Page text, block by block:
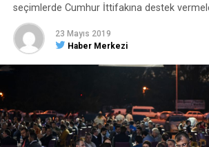
seçimlerde Cumhur İttifakına destek
23 Mayıs 2019
Haber Merkezi